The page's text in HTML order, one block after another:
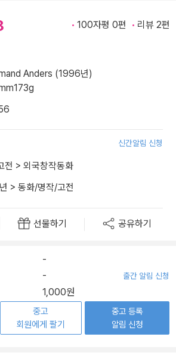
100자평 0편 리뷰 2편
Anders (1996년)
173g
신간알림 신청
전 > 외국창작동화
> 동화/명작/고전
선물하기 공유하기
-
- 출간 알림 신청
1,000원
중고
회원에게 팔기
중고 등록
알림 신청